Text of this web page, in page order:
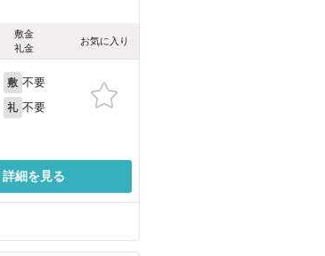
敷金
礼金
お気に入り
敷 不要
礼 不要
詳細を見る